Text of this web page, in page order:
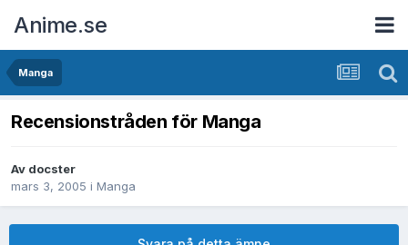
Anime.se
Manga
Recensionstråden för Manga
Av docster
mars 3, 2005 i Manga